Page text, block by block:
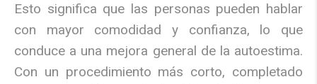
Esto significa que las personas pueden hablar
con mayor comodidad y confianza, lo que
conduce a una mejora general de la autoestima.
Con un procedimiento más corto, completado